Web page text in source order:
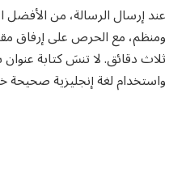
عند إرسال الرسالة، من
ومنظم، مع الحرص على إرفاق
ثلاث دقائق. لا تنسَ كتابة عنوان
واستخدام لغة إنجليزية صحيحة